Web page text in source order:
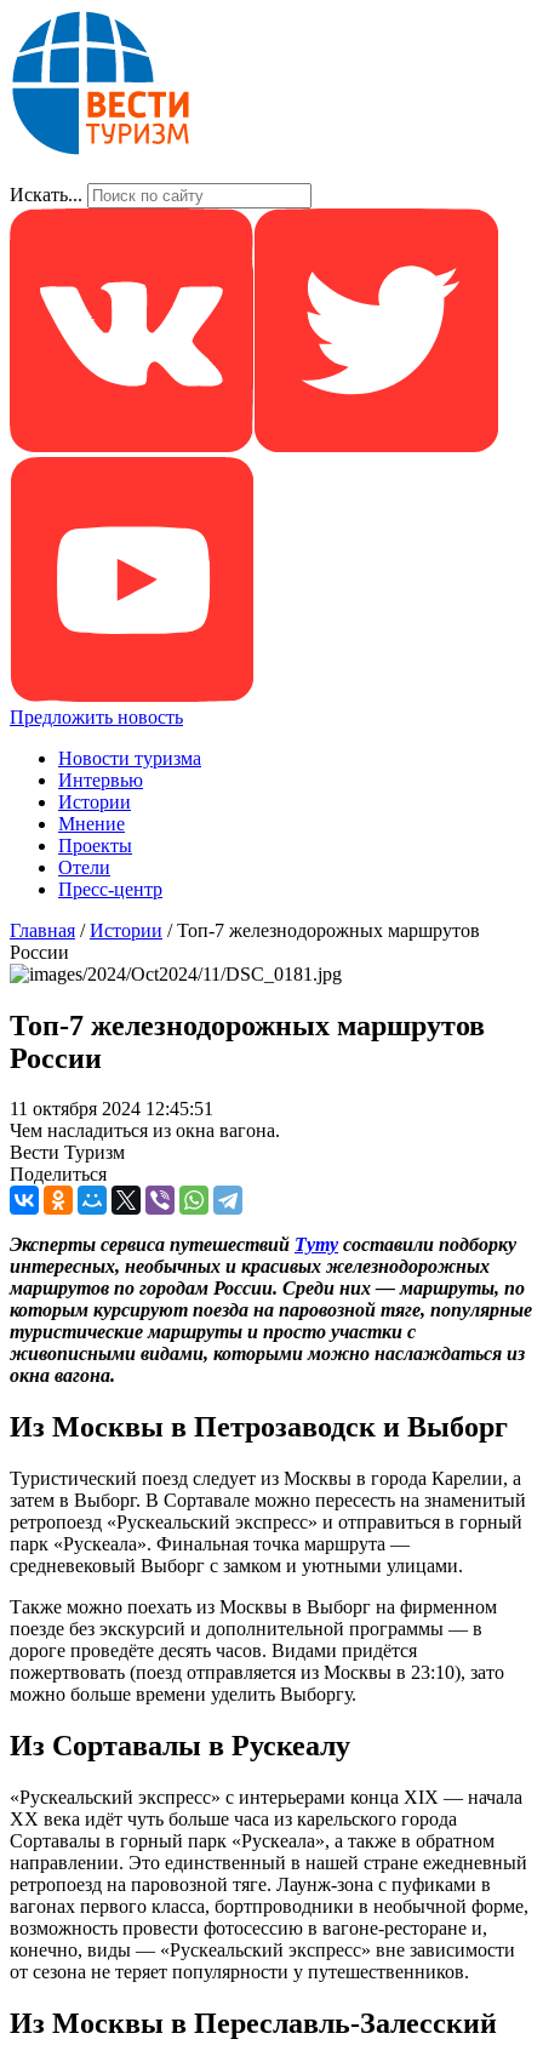
Искать...
Предложить новость
Новости туризма
Интервью
Истории
Мнение
Проекты
Отели
Пресс-центр
Главная /Истории /Топ-7 железнодорожных маршрутов
России
Топ-7 железнодорожных маршрутов
России
11 октября 2024 12:45:51
Чем насладиться из окна вагона.
Вести Туризм
Поделиться
Эксперты сервиса путешествий Туту составили подборку
интересных, необычных и красивых железнодорожных
маршрутов по городам России. Среди них — маршруты, по
которым курсируют поезда на паровозной тяге, популярные
туристические маршруты и просто участки с
живописными видами, которыми можно наслаждаться из
окна вагона.
Из Москвы в Петрозаводск и Выборг
Туристический поезд следует из Москвы в города Карелии, а
затем в Выборг. В Сортавале можно пересесть на знаменитый
ретропоезд «Рускеальский экспресс» и отправиться в горный
парк «Рускеала». Финальная точка маршрута —
средневековый Выборг с замком и уютными улицами.
Также можно поехать из Москвы в Выборг на фирменном
поезде без экскурсий и дополнительной программы — в
дороге проведёте десять часов. Видами придётся
пожертвовать (поезд отправляется из Москвы в 23:10), зато
можно больше времени уделить Выборгу.
Из Сортавалы в Рускеалу
«Рускеальский экспресс» с интерьерами конца XIX — начала
XX века идёт чуть больше часа из карельского города
Сортавалы в горный парк «Рускеала», а также в обратном
направлении. Это единственный в нашей стране ежедневный
ретропоезд на паровозной тяге. Лаунж-зона с пуфиками в
вагонах первого класса, бортпроводники в необычной форме,
возможность провести фотосессию в вагоне-ресторане и,
конечно, виды — «Рускеальский экспресс» вне зависимости
от сезона не теряет популярности у путешественников.
Из Москвы в Переславль-Залесский